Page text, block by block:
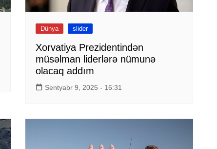
Dünya slider
Xorvatiya Prezidentindən
müsəlman liderlərə nümunə
olacaq addım
Sentyabr 9, 2025 - 16:31